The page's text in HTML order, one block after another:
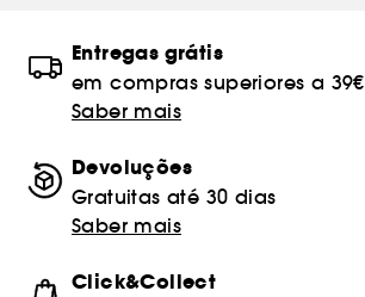
Entregas grátis
em compras superiores a 39€
Saber mais
Devoluções
Gratuitas até 30 dias
Saber mais
Click&Collect